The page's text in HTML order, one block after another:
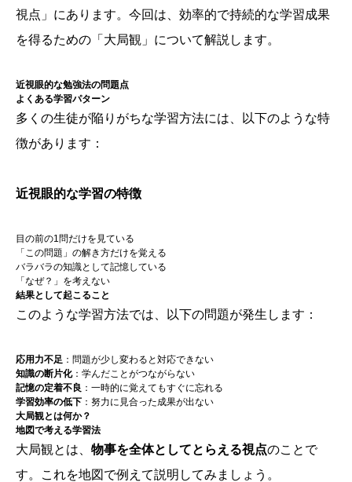
視点」にあります。今回は、効率的で持続的な学習成果
を得るための「大局観」について解説します。
近視眼的な勉強法の問題点
よくある学習パターン
多くの生徒が陥りがちな学習方法には、以下のような特
徴があります：
近視眼的な学習の特徴
目の前の1問だけを見ている
「この問題」の解き方だけを覚える
バラバラの知識として記憶している
「なぜ？」を考えない
結果として起こること
このような学習方法では、以下の問題が発生します：
応用力不足 ：問題が少し変わると対応できない
知識の断片化：学んだことがつながらない
記憶の定着不良 ：一時的に覚えてもすぐに忘れる
学習効率の低下 ：努力に見合った成果が出ない
大局観とは何か？
地図で考える学習法
大局観とは、 物事を全体としてとらえる視点のことで
す。これを地図で例えて説明してみましょう。